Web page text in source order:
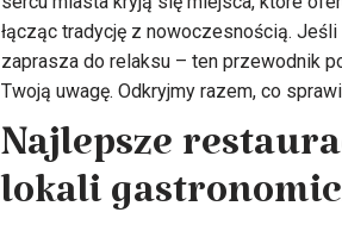
łącząc tradycję z nowoczesnością.
zaprasza do relaksu – ten przewodnik
Twoją uwagę. Odkryjmy razem, co
Najlepsze
lokali